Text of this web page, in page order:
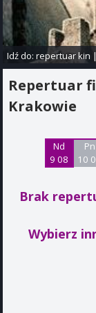
Idź do:repertuar kin
Repertuar
Krakowie
Nd
9 08
Pn
10
Brak
Wybierz